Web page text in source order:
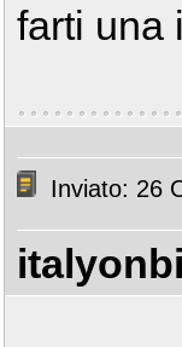
farti una
Inviato: 26